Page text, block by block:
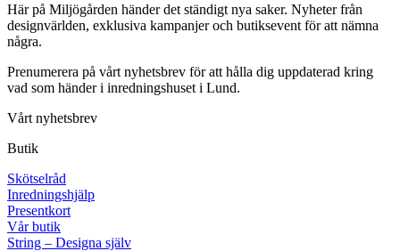
Här på Miljögården händer det ständigt nya saker. Nyheter från
designvärlden, exklusiva kampanjer och butiksevent för att nämna
några.
Prenumerera på vårt nyhetsbrev för att hålla dig uppdaterad kring
vad som händer i inredningshuset i Lund.
Vårt nyhetsbrev
Butik
Skötselråd
Inredningshjälp
Presentkort
Vår butik
String – Designa själv